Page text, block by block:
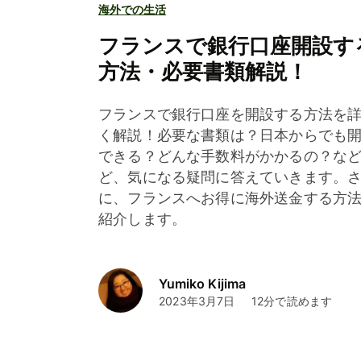
海外での生活
フランスで銀行口座開設す
方法・必要書類解説！
フランスで銀行口座を開設する方法を
く解説！必要な書類は？日本からでも
できる？どんな手数料がかかるの？な
ど、気になる疑問に答えていきます。
に、フランスへお得に海外送金する方
紹介します。
Yumiko Kijima
2023年3月7日 12分で読めます